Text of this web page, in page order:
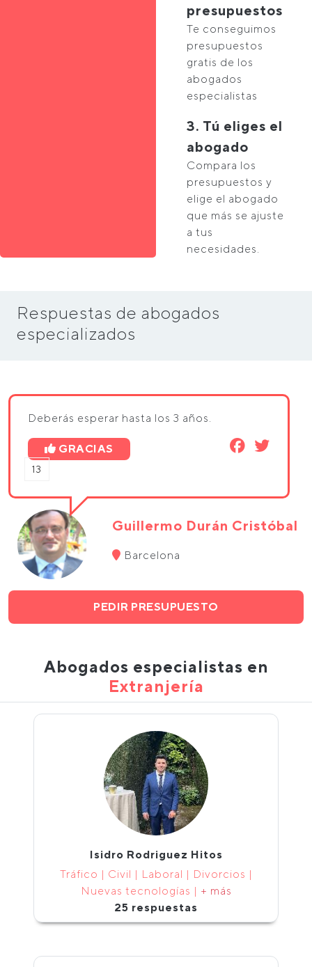
presupuestos
Te conseguimos
presupuestos
gratis de los
abogados
especialistas
3. Tú eliges el
abogado
Compara los
presupuestos y
elige el abogado
que más se ajuste
a tus
necesidades.
Respuestas de abogados
especializados
Deberás esperar hasta los 3 años.
GRACIAS
13
Guillermo Durán Cristóbal
Barcelona
PEDIR PRESUPUESTO
Abogados especialistas en
Extranjería
Isidro Rodriguez Hitos
Tráfico | Civil | Laboral | Divorcios |
Nuevas tecnologías | + más
25 respuestas